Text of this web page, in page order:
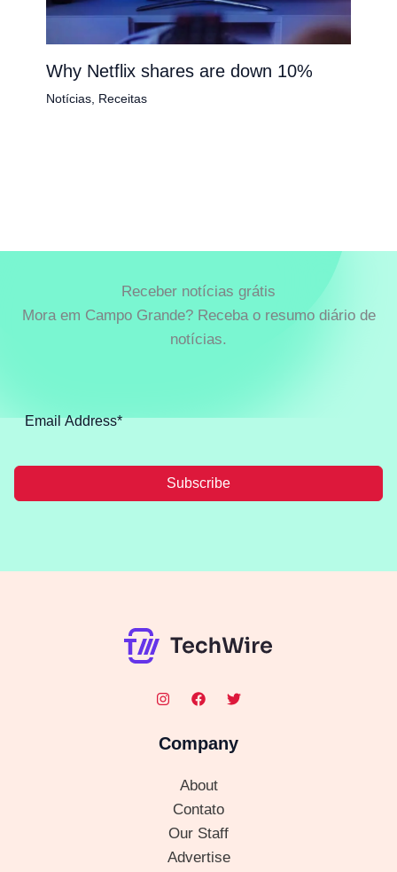
Why Netflix shares are down 10%
Notícias, Receitas
Receber notícias grátis
Mora em Campo Grande? Receba o resumo diário de
notícias.
Subscribe
Company
About
Contato
Our Staff
Advertise